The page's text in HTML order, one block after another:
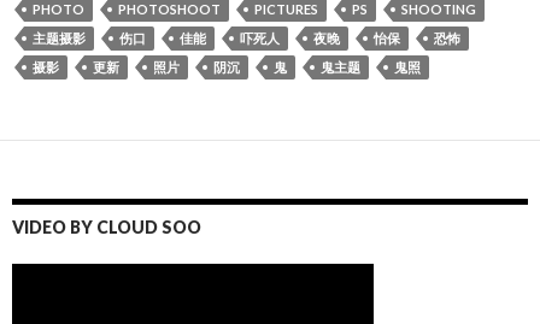
PHOTO
PHOTOSHOOT PICTURES PS
SHOOTING
主题摄影
伤口 佳能 吓死人 夜晚 怡保
恐怖
摄影
更新 照片 阴沉 鬼 鬼主题 鬼照
VIDEO BY CLOUD SOO